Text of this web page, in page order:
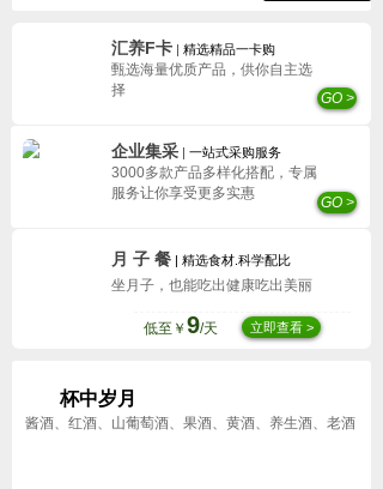
汇养F卡 | 精选精品一卡购
甄选海量优质产品，供你自主选
择
GO >
企业集采 | 一站式采购服务
3000多款产品多样化搭配，专属
服务让你享受更多实惠
GO >
月 子 餐 | 精选食材.科学配比
坐月子，也能吃出健康吃出美丽
低至￥ 9/天 立即查看 >
杯中岁月
酱酒、红酒、山葡萄酒、果酒、黄酒、养生酒、老酒